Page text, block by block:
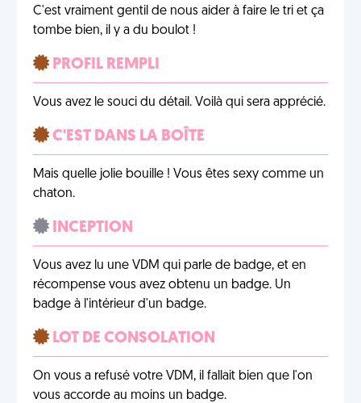
C'est vraiment gentil de nous aider à faire le tri et ça
tombe bien, il y a du boulot !
PROFIL REMPLI
Vous avez le souci du détail. Voilà qui sera apprécié.
C'EST DANS LA BOÎTE
Mais quelle jolie bouille ! Vous êtes sexy comme un
chaton.
INCEPTION
Vous avez lu une VDM qui parle de badge, et en
récompense vous avez obtenu un badge. Un
badge à l'intérieur d'un badge.
LOT DE CONSOLATION
On vous a refusé votre VDM, il fallait bien que l'on
vous accorde au moins un badge.